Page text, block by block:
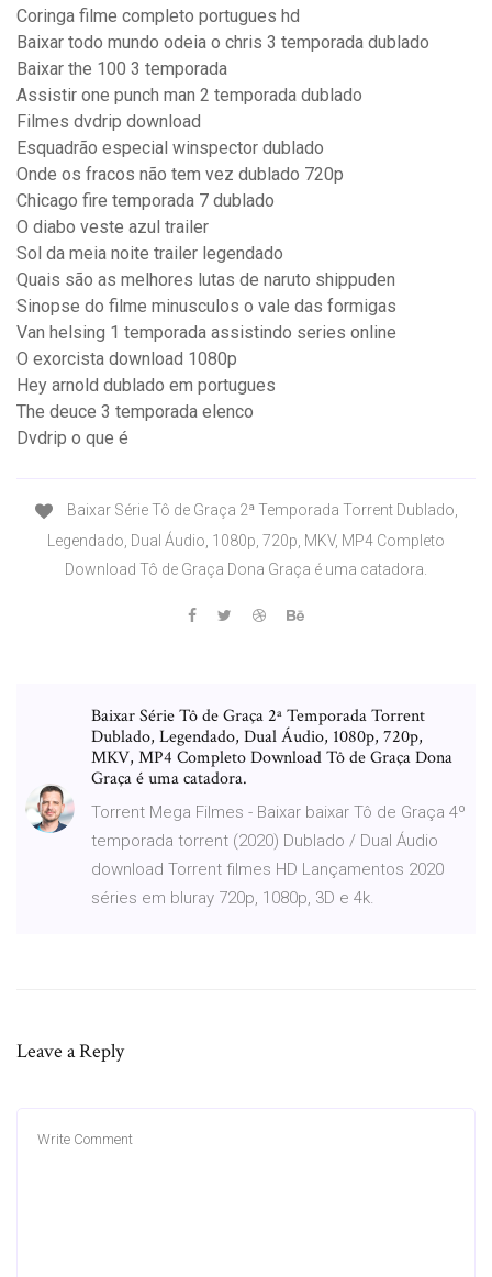
Coringa filme completo portugues hd
Baixar todo mundo odeia o chris 3 temporada dublado
Baixar the 100 3 temporada
Assistir one punch man 2 temporada dublado
Filmes dvdrip download
Esquadrão especial winspector dublado
Onde os fracos não tem vez dublado 720p
Chicago fire temporada 7 dublado
O diabo veste azul trailer
Sol da meia noite trailer legendado
Quais são as melhores lutas de naruto shippuden
Sinopse do filme minusculos o vale das formigas
Van helsing 1 temporada assistindo series online
O exorcista download 1080p
Hey arnold dublado em portugues
The deuce 3 temporada elenco
Dvdrip o que é
Baixar Série Tô de Graça 2ª Temporada Torrent Dublado,
Legendado, Dual Áudio, 1080p, 720p, MKV, MP4 Completo
Download Tô de Graça Dona Graça é uma catadora.
Baixar Série Tô de Graça 2ª Temporada Torrent
Dublado, Legendado, Dual Áudio, 1080p, 720p,
MKV, MP4 Completo Download Tô de Graça Dona
Graça é uma catadora.
Torrent Mega Filmes - Baixar baixar Tô de Graça 4º
temporada torrent (2020) Dublado / Dual Áudio
download Torrent filmes HD Lançamentos 2020
séries em bluray 720p, 1080p, 3D e 4k.
Leave a Reply